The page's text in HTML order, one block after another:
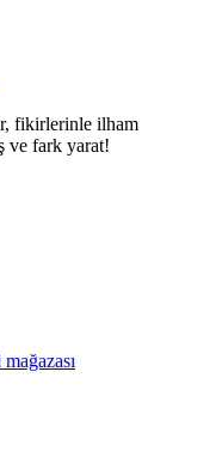
fikirlerinle ilham
ve fark yarat!